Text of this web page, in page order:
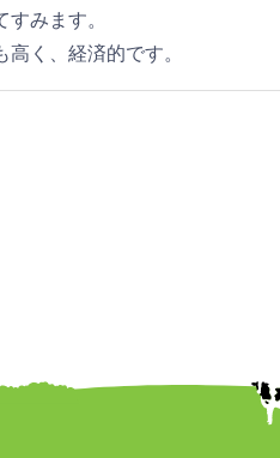
みます。
く、経済的です。